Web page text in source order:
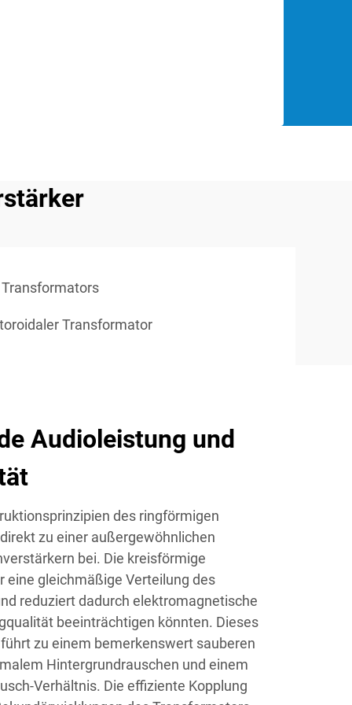
Transformator
Audioleistung und
des ringförmigen
zu einer außergewöhnlichen
bei. Die kreisförmige
eine gleichmäßige Verteilung des
reduziert dadurch elektromagnetische
beeinträchtigen könnten. Dieses
zu einem bemerkenswert sauberen
Hintergrundrauschen und einem
Verhältnis. Die effiziente Kopplung